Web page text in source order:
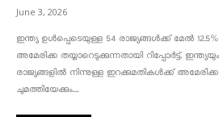
June 3, 2026
ഇന്ത്യ ഉൾപ്പെടെയുള്ള 54 രാജ്യങ്ങൾക്ക് മേൽ
അമേരിക്ക തയ്യാറെടുക്കുന്നതായി റിപ്പോർട്ട്.
രാജ്യങ്ങളിൽ നിന്നുള്ള ഇറക്കുമതികൾക്ക്
ചുമത്തിയേക്കും....